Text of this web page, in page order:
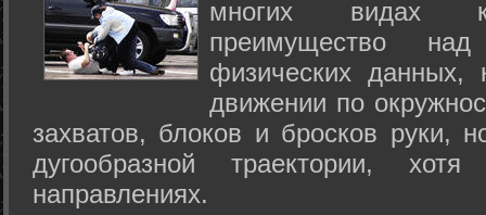
многих видах
преимущество
физических данных,
движении по
захватов, блоков и бросков руки,
дугообразной траектории,
направлениях.